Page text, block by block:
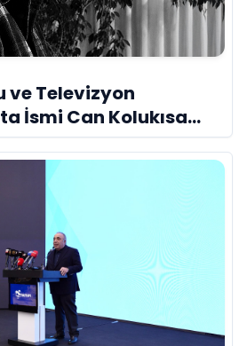
ve Televizyon
İsmi Can Kolukısa